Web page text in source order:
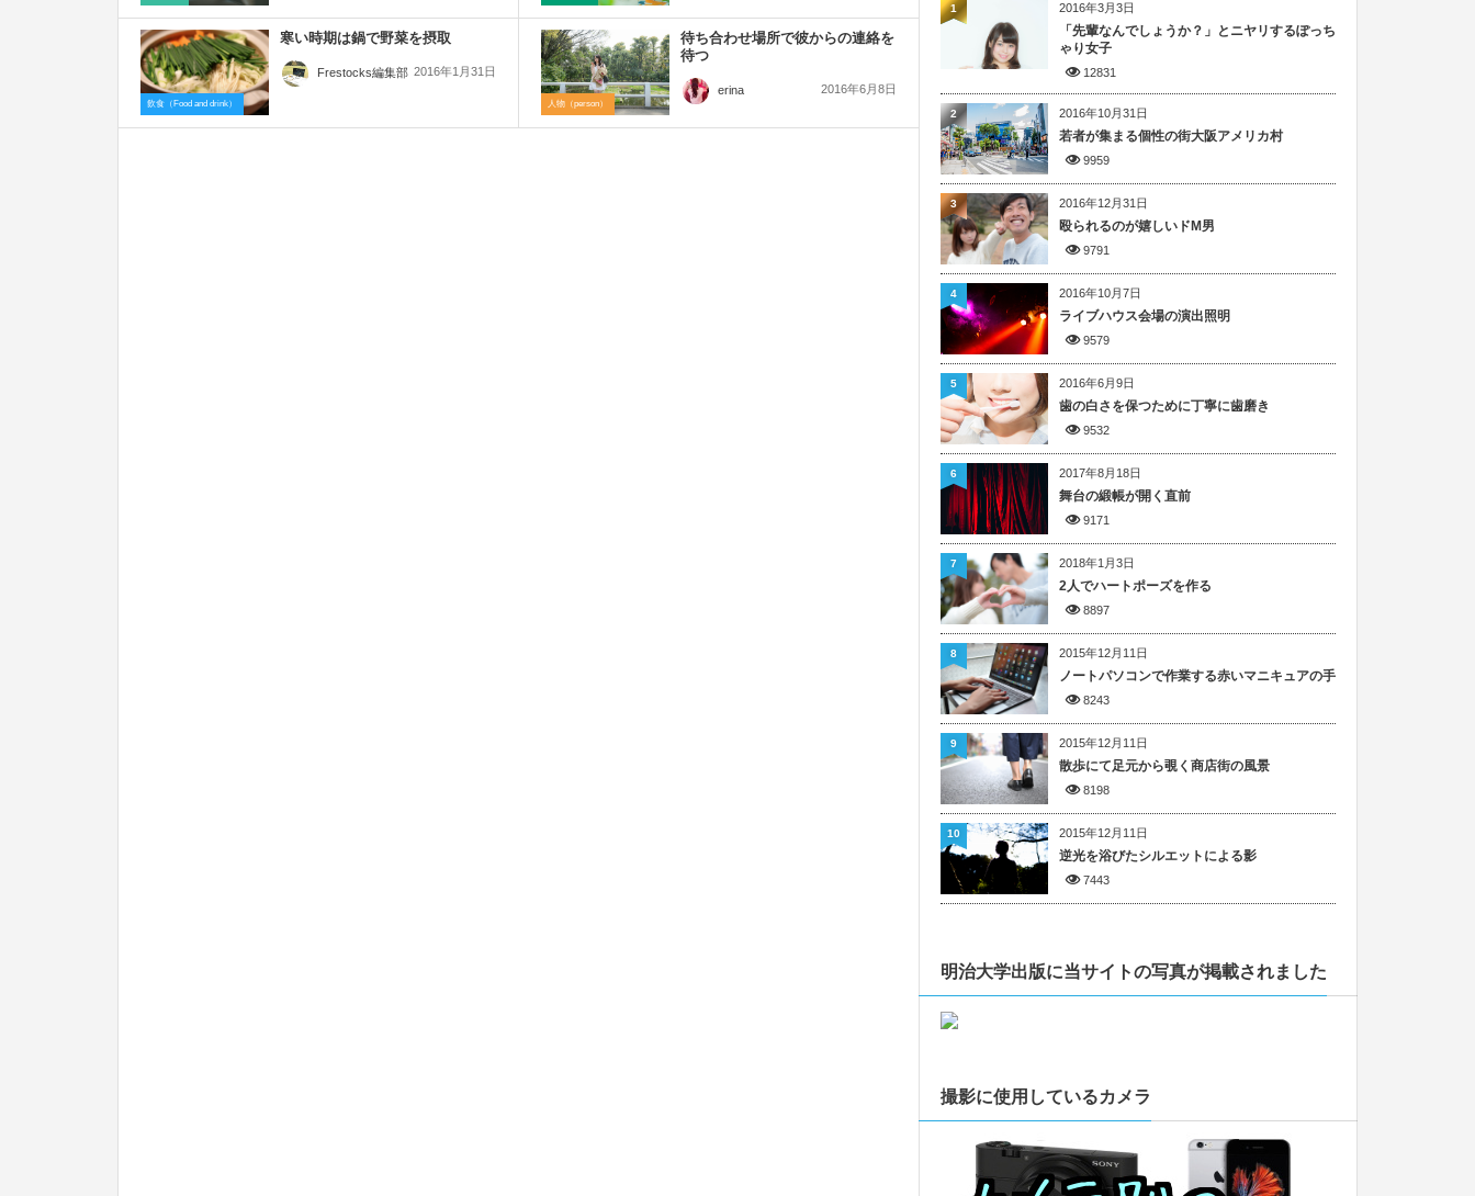
飲食（Food and drink）
寒い時期は鍋で野菜を摂取
Frestocks編集部 2016年1月31日
人物（person）
待ち合わせ場所で彼からの連絡を
待つ
erina 2016年6月8日
2016年3月3日
「先輩なんでしょうか？」とニヤリするぽっち
ゃり女子
12831
1
2016年10月31日
若者が集まる個性の街大阪アメリカ村
9959
2
2016年12月31日
殴られるのが嬉しいドM男
9791
3
2016年10月7日
ライブハウス会場の演出照明
9579
4
2016年6月9日
歯の白さを保つために丁寧に歯磨き
9532
5
2017年8月18日
舞台の緞帳が開く直前
9171
6
2018年1月3日
2人でハートポーズを作る
8897
7
2015年12月11日
ノートパソコンで作業する赤いマニキュアの手
8243
8
2015年12月11日
散歩にて足元から覗く商店街の風景
8198
9
2015年12月11日
逆光を浴びたシルエットによる影
7443
10
明治大学出版に当サイトの写真が掲載されました
撮影に使用しているカメラ